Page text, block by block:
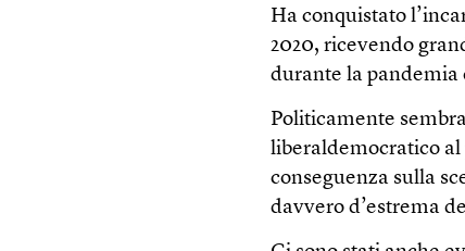
Ha conquistato
2020, ricevendo
durante la pandemia
Politicamente
liberaldemocratico al
conseguenza sulla
davvero d’estrema